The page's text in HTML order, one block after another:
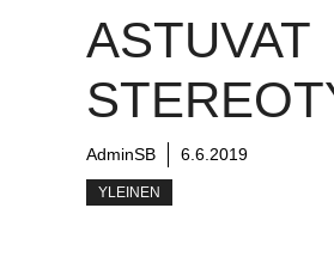
ASTUVAT
AdminSB 6.6.2019
YLEINEN